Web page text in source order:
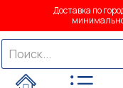
Доставка по